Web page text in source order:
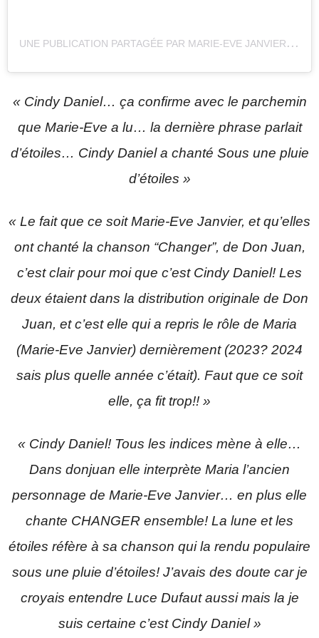
U
NE PUBLICATION PARTAGÉE PAR MARIE-EVE JANVIER (@MARIEEVEJANVIER)
« Cindy Daniel… ça confirme avec le parchemin
que Marie-Eve a lu… la dernière phrase parlait
d’étoiles… Cindy Daniel a chanté Sous une pluie
d’étoiles »
« Le fait que ce soit Marie-Eve Janvier, et qu’elles
ont chanté la chanson “Changer”, de Don Juan,
c’est clair pour moi que c’est Cindy Daniel! Les
deux étaient dans la distribution originale de Don
Juan, et c’est elle qui a repris le rôle de Maria
(Marie-Eve Janvier) dernièrement (2023? 2024
sais plus quelle année c’était). Faut que ce soit
elle, ça fit trop!! »
« Cindy Daniel! Tous les indices mène à elle…
Dans donjuan elle interprète Maria l’ancien
personnage de Marie-Eve Janvier… en plus elle
chante CHANGER ensemble! La lune et les
étoiles réfère à sa chanson qui la rendu populaire
sous une pluie d’étoiles! J’avais des doute car je
croyais entendre Luce Dufaut aussi mais la je
suis certaine c’est Cindy Daniel »